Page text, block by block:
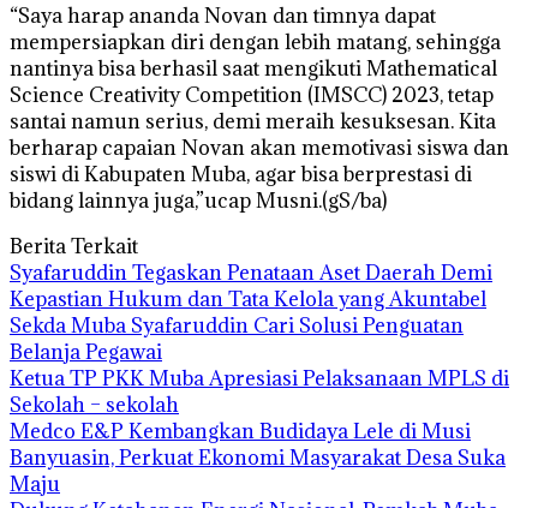
“Saya harap ananda Novan dan timnya dapat
mempersiapkan diri dengan lebih matang, sehingga
nantinya bisa berhasil saat mengikuti Mathematical
Science Creativity Competition (IMSCC) 2023, tetap
santai namun serius, demi meraih kesuksesan. Kita
berharap capaian Novan akan memotivasi siswa dan
siswi di Kabupaten Muba, agar bisa berprestasi di
bidang lainnya juga,”ucap Musni.(gS/ba)
Berita Terkait
Syafaruddin Tegaskan Penataan Aset Daerah Demi
Kepastian Hukum dan Tata Kelola yang Akuntabel
Sekda Muba Syafaruddin Cari Solusi Penguatan
Belanja Pegawai
Ketua TP PKK Muba Apresiasi Pelaksanaan MPLS di
Sekolah – sekolah
Medco E&P Kembangkan Budidaya Lele di Musi
Banyuasin, Perkuat Ekonomi Masyarakat Desa Suka
Maju